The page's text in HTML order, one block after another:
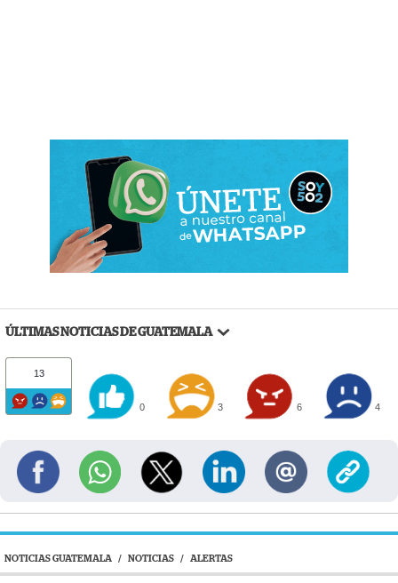
ÚLTIMAS NOTICIAS DE GUATEMALA
13
0 3 6 4
NOTICIAS GUATEMALA / NOTICIAS / ALERTAS